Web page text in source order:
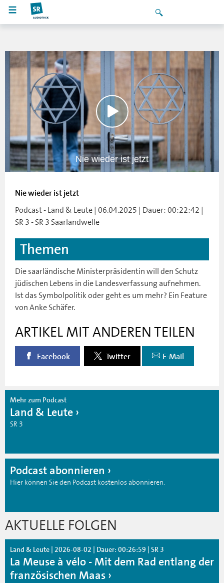
Nie wieder ist jetzt
Nie wieder ist jetzt
Podcast - Land & Leute | 06.04.2025 | Dauer: 00:22:42 |
SR 3 - SR 3 Saarlandwelle
Themen
Die saarländische Ministerpräsidentin will den Schutz
jüdischen Lebens in die Landesverfassung aufnehmen.
Ist das Symbolpolitik oder geht es um mehr? Ein Feature
von Anke Schäfer.
ARTIKEL MIT ANDEREN TEILEN
Facebook Twitter E-Mail
Mehr zum Podcast
Land & Leute
SR 3
Podcast abonnieren
Hier können Sie den Podcast kostenlos abonnieren.
AKTUELLE FOLGEN
Land & Leute | 2026-08-02 | Dauer: 00:26:59 | SR 3
La Meuse à vélo - Mit dem Rad entlang der
französischen Maas